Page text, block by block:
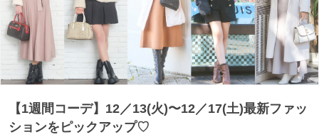
【1週間コーデ】12／13(火)〜12／17(土)最新ファッ
ションをピックアップ♡